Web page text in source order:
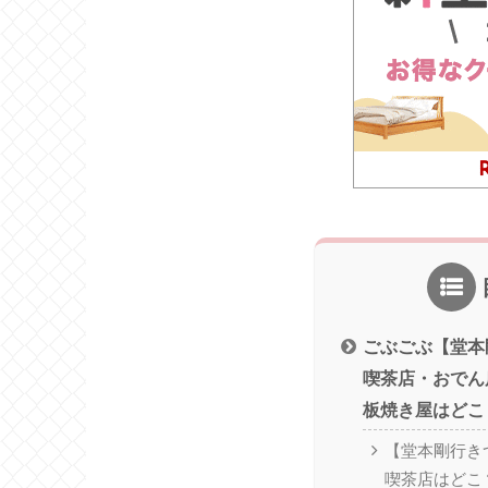
ごぶごぶ【堂
喫茶店・おで
板焼き屋はど
【堂本剛行
喫茶店はどこ